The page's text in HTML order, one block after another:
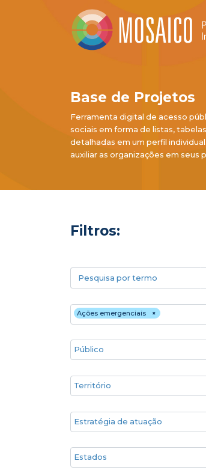
Base de Projetos
Ferramenta digital de acesso
sociais em forma de listas,
detalhadas em um perfil
auxiliar as organizações em seus
Filtros:
Pesquisa por termo
Áreas temáticas ×
Ações emergenciais
Público
Territórios
Estratégia de atuação
Estado